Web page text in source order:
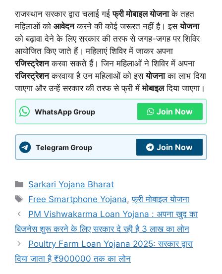
राजस्थान सरकार द्वारा चलाई गईफ्री मोबाइल योजनाके तहत
महिलाओं को आवेदनकरने की कोई जरूरत नहीं है। इसयोजना
को बढ़ावा देने के लिए सरकार की तरफ से जगह-जगह पर शिविर
आयोजित किए जाते हैं‌। महिलाएं शिविर में जाकर अपना
रजिस्ट्रेशनकरवा सकते हैं। जिन महिलाओं ने शिविर में अपना
रजिस्ट्रेशनकरवाया है उन महिलाओं को इसयोजनाका लाभ दिया
जाएगा और उन्हें सरकार की तरफ से फ्री मेंमोबाइलदिया जाएगा।
WhatsApp Group Join Now
Telegram Group Join Now
Categories
Sarkari Yojana Bharat
Tags
Free Smartphone Yojana,फ्री मोबाइल योजना
PM Vishwakarma Loan Yojana : अपना खुद का
बिजनेस शुरू करने के लिए सरकार दे रही है 3 लाख का लोन
Poultry Farm Loan Yojana 2025: सरकार द्वारा
दिया जाता है ₹900000 तक का लोन